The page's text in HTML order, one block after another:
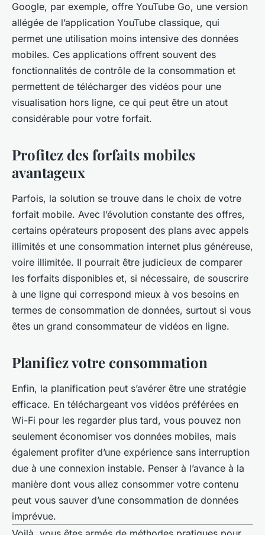
Google, par exemple, offre YouTube Go, une version
allégée de l’application YouTube classique, qui
permet une utilisation moins intensive des données
mobiles. Ces applications offrent souvent des
fonctionnalités de contrôle de la consommation et
permettent de télécharger des vidéos pour une
visualisation hors ligne, ce qui peut être un atout
considérable pour votre forfait.
Profitez des forfaits mobiles
avantageux
Parfois, la solution se trouve dans le choix de votre
forfait mobile. Avec l’évolution constante des offres,
certains opérateurs proposent des plans avec appels
illimités et une consommation internet plus généreuse,
voire illimitée. Il pourrait être judicieux de comparer
les forfaits disponibles et, si nécessaire, de souscrire
à une ligne qui correspond mieux à vos besoins en
termes de consommation de données, surtout si vous
êtes un grand consommateur de vidéos en ligne.
Planifiez votre consommation
Enfin, la planification peut s’avérer être une stratégie
efficace. En téléchargeant vos vidéos préférées en
Wi-Fi pour les regarder plus tard, vous pouvez non
seulement économiser vos données mobiles, mais
également profiter d’une expérience sans interruption
due à une connexion instable. Penser à l’avance à la
manière dont vous allez consommer votre contenu
peut vous sauver d’une consommation de données
imprévue.